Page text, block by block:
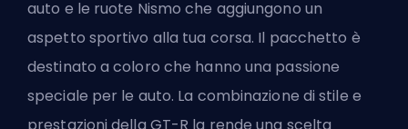
auto e le ruote Nismo che aggiungono un
aspetto sportivo alla tua corsa. Il pacchetto è
destinato a coloro che hanno una passione
speciale per le auto. La combinazione di stile e
prestazioni della GT-R la rende una scelta